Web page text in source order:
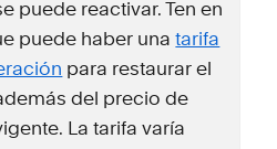
puede reactivar. Ten en
puede haber unatarifa
para restaurar el
del precio de
La tarifa varía